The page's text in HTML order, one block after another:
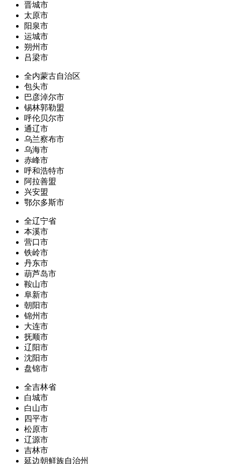
晋城市
太原市
阳泉市
运城市
朔州市
吕梁市
全内蒙古自治区
包头市
巴彦淖尔市
锡林郭勒盟
呼伦贝尔市
通辽市
乌兰察布市
乌海市
赤峰市
呼和浩特市
阿拉善盟
兴安盟
鄂尔多斯市
全辽宁省
本溪市
营口市
铁岭市
丹东市
葫芦岛市
鞍山市
阜新市
朝阳市
锦州市
大连市
抚顺市
辽阳市
沈阳市
盘锦市
全吉林省
白城市
白山市
四平市
松原市
辽源市
吉林市
延边朝鲜族自治州